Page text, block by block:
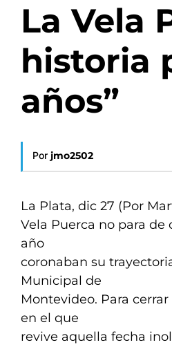
La Vela
historia
años”
Por jmo2502
La Plata, dic 27 (Por
Vela Puerca no para de
año
coronaban su
Municipal de
Montevideo. Para
en el que
revive aquella fecha